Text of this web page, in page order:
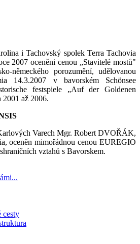
i Tachovský spolek Terra Tachovia
2007 oceněni cenou „Stavitelé mostů"
německého porozumění, udělovanou
14.3.2007 v bavorském Schönsee
festspiele „Auf der Goldenen
2001 až 2006.
Varech Mgr. Robert DVOŘÁK,
oceněn mimořádnou cenou EUREGIO
vztahů s Bavorskem.
cesty